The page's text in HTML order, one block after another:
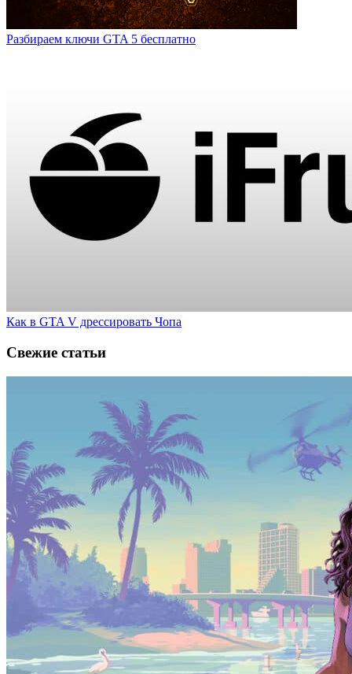
Разбираем ключи GTA 5 бесплатно
Как в GTA V дрессировать Чопа
Свежие статьи